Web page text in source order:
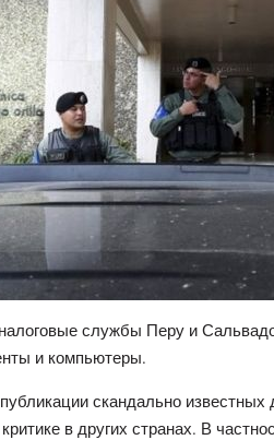
службы Перу и
и компьютеры.
скандально
критике в других странах. В